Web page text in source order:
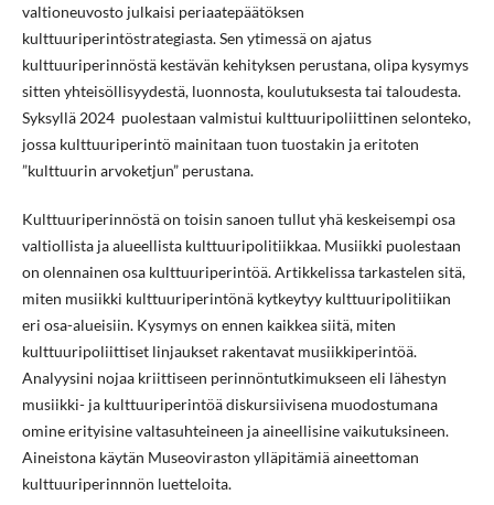
valtioneuvosto julkaisi periaatepäätöksen
kulttuuriperintöstrategiasta. Sen ytimessä on ajatus
kulttuuriperinnöstä kestävän kehityksen perustana, olipa kysymys
sitten yhteisöllisyydestä, luonnosta, koulutuksesta tai taloudesta.
Syksyllä 2024 puolestaan valmistui kulttuuripoliittinen selonteko,
jossa kulttuuriperintö mainitaan tuon tuostakin ja eritoten
”kulttuurin arvoketjun” perustana.
Kulttuuriperinnöstä on toisin sanoen tullut yhä keskeisempi osa
valtiollista ja alueellista kulttuuripolitiikkaa. Musiikki puolestaan
on olennainen osa kulttuuriperintöä. Artikkelissa tarkastelen sitä,
miten musiikki kulttuuriperintönä kytkeytyy kulttuuripolitiikan
eri osa-alueisiin. Kysymys on ennen kaikkea siitä, miten
kulttuuripoliittiset linjaukset rakentavat musiikkiperintöä.
Analyysini nojaa kriittiseen perinnöntutkimukseen eli lähestyn
musiikki- ja kulttuuriperintöä diskursiivisena muodostumana
omine erityisine valtasuhteineen ja aineellisine vaikutuksineen.
Aineistona käytän Museoviraston ylläpitämiä aineettoman
kulttuuriperinnnön luetteloita.